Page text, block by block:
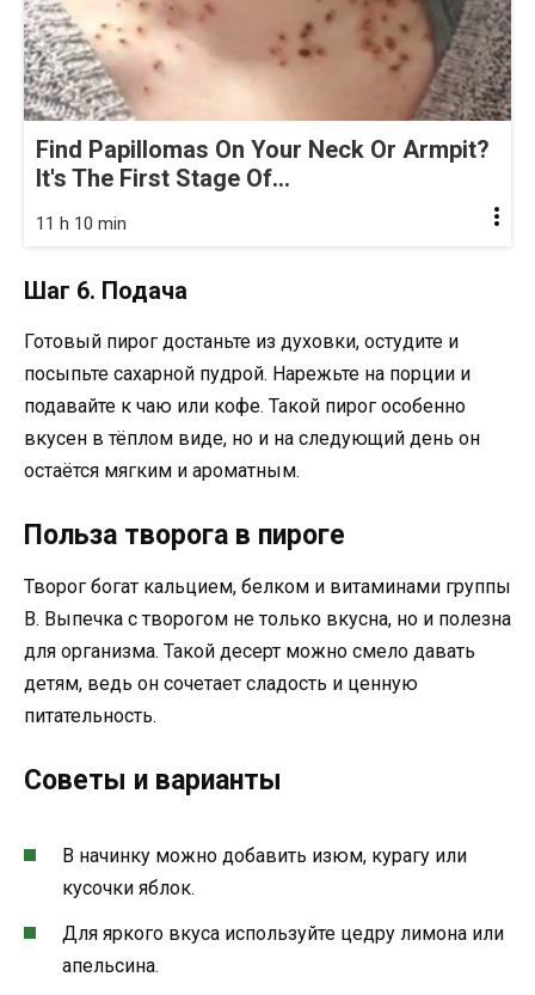
Find Papillomas On Your Neck Or Armpit?
It's The First Stage Of...
11 h 10 min
Шаг 6. Подача
Готовый пирог достаньте из духовки, остудите и
посыпьте сахарной пудрой. Нарежьте на порции и
подавайте к чаю или кофе. Такой пирог особенно
вкусен в тёплом виде, но и на следующий день он
остаётся мягким и ароматным.
Польза творога в пироге
Творог богат кальцием, белком и витаминами группы
B. Выпечка с творогом не только вкусна, но и полезна
для организма. Такой десерт можно смело давать
детям, ведь он сочетает сладость и ценную
питательность.
Советы и варианты
В начинку можно добавить изюм, курагу или
кусочки яблок.
Для яркого вкуса используйте цедру лимона или
апельсина.